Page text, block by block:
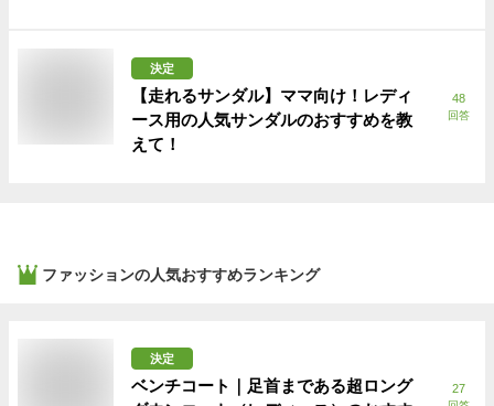
決定
【走れるサンダル】ママ向け！レディ
ース用の人気サンダルのおすすめを教
えて！
48
回答
ファッションの人気おすすめランキング
決定
ベンチコート｜足首まである超ロング
27